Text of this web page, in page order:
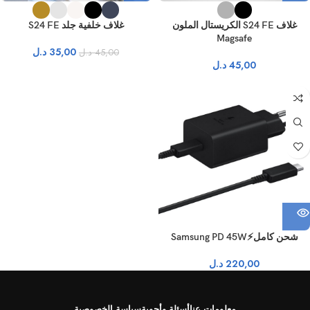
غلاف S24 FE الكريستال الملون
Magsafe
45,00 د.ل
غلاف خلفية جلد S24 FE
45,00 د.ل 35,00 د.ل
نفذ
شحن كامل⚡Samsung PD 45W
220,00 د.ل